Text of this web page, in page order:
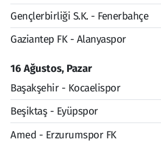
Gençlerbirliği S.K. - Fenerbahçe
Gaziantep FK - Alanyaspor
16 Ağustos, Pazar
Başakşehir - Kocaelispor
Beşiktaş - Eyüpspor
Amed - Erzurumspor FK